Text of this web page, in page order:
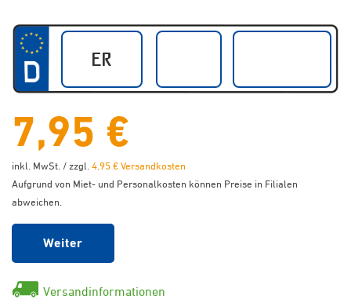
7,95 €
inkl. MwSt. / zzgl. 4,95 € Versandkosten
Aufgrund von Miet- und Personalkosten können Preise in Filialen
abweichen.
Weiter
Versandinformationen